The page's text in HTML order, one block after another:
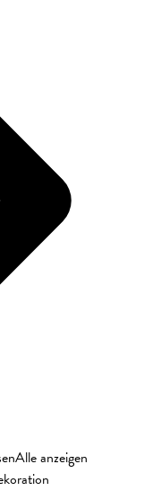
Alle anzeigen